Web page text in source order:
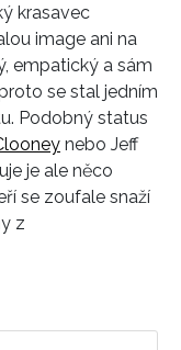
krasavec
image ani na
empatický a sám
se stal jedním
Podobný status
nebo Jeff
je ale něco
se zoufale snaží
z